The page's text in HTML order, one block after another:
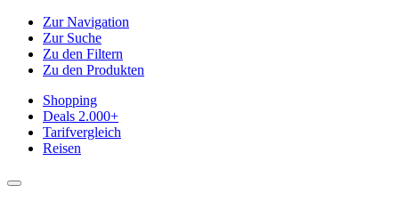
Zur Navigation
Zur Suche
Zu den Filtern
Zu den Produkten
Shopping
Deals 2.000+
Tarifvergleich
Reisen